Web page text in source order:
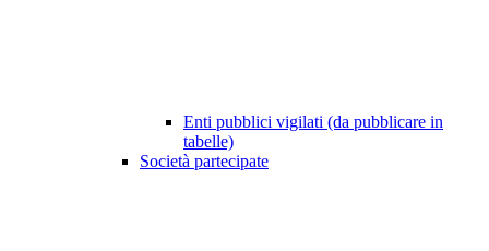
Enti pubblici vigilati (da pubblicare in
tabelle)
Società partecipate